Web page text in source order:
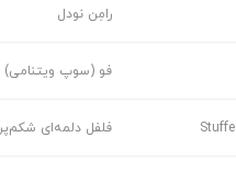
رامِن نودل
فو (سوپ ویتنامی)
فلفل دلمه‌ای شکم‌پر